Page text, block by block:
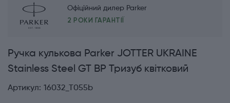
Офіційний дилер Parker
2 РОКИ ГАРАНТІЇ
Ручка кулькова Parker JOTTER UKRAINE
Stainless Steel GT BP Тризуб квітковий
Артикул: 16032_T055b